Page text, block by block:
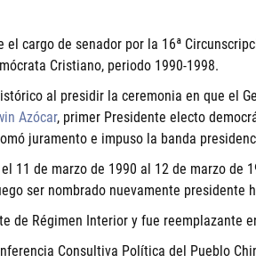
el cargo de senador por la 16ª
Cristiano, periodo 1990-1998.
al presidir la ceremonia en que el
Azócar, primer Presidente electo
juramento e impuso la banda
11 de marzo de 1990 al 12 de marzo de
ser nombrado nuevamente presidente
de Régimen Interior y fue reemplazante
Consultiva Política del Pueblo